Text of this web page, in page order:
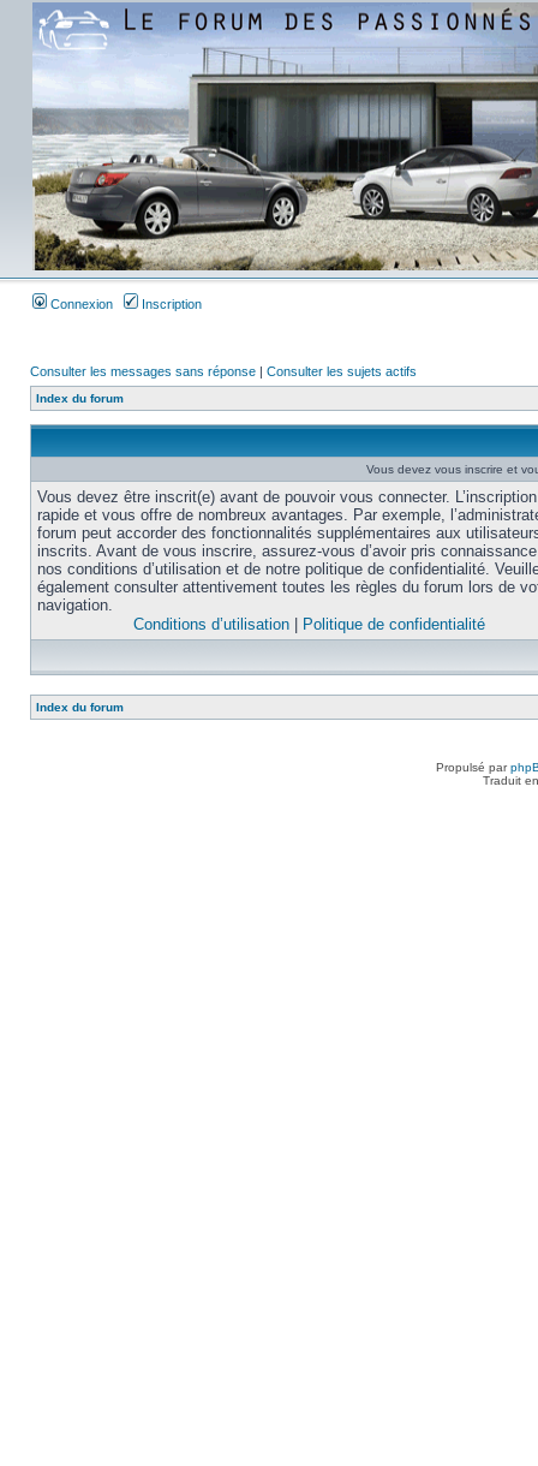
Connexion Inscription
Consulter les messages sans réponse | Consulter les sujets actifs
Index du forum
Vous devez vous inscrire et
Vous devez être inscrit(e) avant de pouvoir vous connecter.
rapide et vous offre de nombreux avantages. Par exemple,
forum peut accorder des fonctionnalités supplémentaires aux
inscrits. Avant de vous inscrire, assurez-vous d’avoir pris
nos conditions d’utilisation et de notre politique de confidentialité.
également consulter attentivement toutes les règles du forum lors de
navigation.
Conditions d’utilisation
Politique de confidentialité
Index du forum
Propulsé par
Traduit